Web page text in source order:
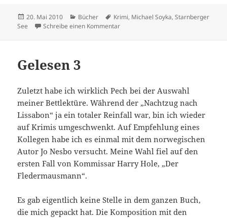
Veröffentlicht
am
20. Mai 2010 Kategorien
Bücher Schlagwörter
Krimi, Michael Soyka,Starnberger
See
Schreibe einen Kommentarzu Gelesen 11
Gelesen 3
Zuletzt habe ich wirklich Pech bei der Auswahl
meiner Bettlektüre. Während der „Nachtzug nach
Lissabon“ ja ein totaler Reinfall war, bin ich wieder
auf Krimis umgeschwenkt. Auf Empfehlung eines
Kollegen habe ich es einmal mit dem norwegischen
Autor Jo Nesbo versucht. Meine Wahl fiel auf den
ersten Fall von Kommissar Harry Hole, „Der
Fledermausmann“.
Es gab eigentlich keine Stelle in dem ganzen Buch,
die mich gepackt hat. Die Komposition mit den